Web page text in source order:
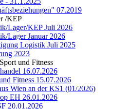
07.2019
/KEP
Lager/KEP Juli 2026
Lager Januar 2026
Logistik Juli 2025
2023
und Fitness
16.07.2026
Fitness 15.07.2026
Wien an der KS1 (01/2026)
EH 26.01.2026
20.01.2026